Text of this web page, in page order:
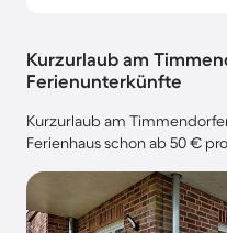
Kurzurlaub am
Ferienunterkünfte
Kurzurlaub am
Ferienhaus schon ab 50 €